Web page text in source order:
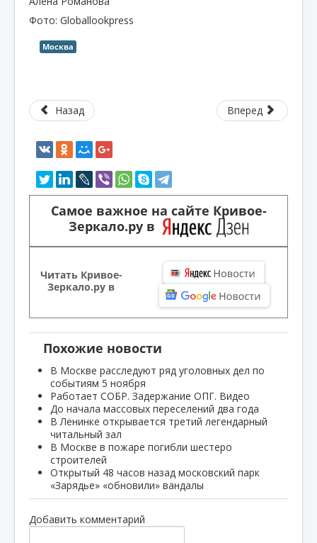
Фото: Globallookpress
Москва
Назад Вперед
Самое важное на сайте Кривое-
Зеркало.ру в
Читать Кривое-
Зеркало.ру в
Похожие новости
В Москве расследуют ряд уголовных дел по
событиям 5 ноября
Работает СОБР. Задержание ОПГ. Видео
До начала массовых переселений два года
В Ленинке открывается третий легендарный
читальный зал
В Москве в пожаре погибли шестеро
строителей
Открытый 48 часов назад московский парк
«Зарядье» «обновили» вандалы
Добавить комментарий